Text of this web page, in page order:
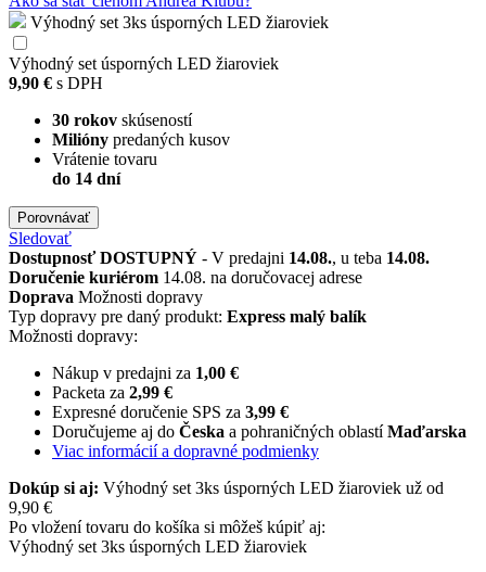
Výhodný set 3ks úsporných LED žiaroviek
Výhodný set úsporných LED žiaroviek
9,90 € s DPH
30 rokov skúseností
Milióny predaných kusov
Vrátenie tovaru
do 14 dní
Porovnávať
Sledovať
DostupnosťDOSTUPNÝ - V predajni 14.08., u teba 14.08.
Doručenie kuriérom 14.08. na doručovacej adrese
Doprava Možnosti dopravy
Typ dopravy pre daný produkt: Express malý balík
Možnosti dopravy:
Nákup v predajni za 1,00 €
Packeta za 2,99 €
Expresné doručenie SPS za 3,99 €
Doručujeme aj do Česka a pohraničných oblastíMaďarska
Viac informácií a dopravné podmienky
Dokúp si aj: Výhodný set 3ks úsporných LED žiaroviek už od
9,90 €
Po vložení tovaru do košíka si môžeš kúpiť aj:
Výhodný set 3ks úsporných LED žiaroviek